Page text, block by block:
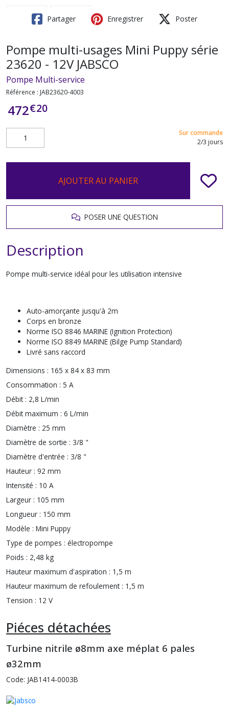
Partager Enregistrer Poster
Pompe multi-usages Mini Puppy série
23620 - 12V JABSCO
Pompe Multi-service
Référence : JAB23620-4003
472€20
Sur commande
2/3 jours
AJOUTER AU PANIER
POSER UNE QUESTION
Description
Pompe multi-service idéal pour les utilisation intensive
Auto-amorçante jusqu'à 2m
Corps en bronze
Norme ISO 8846 MARINE (Ignition Protection)
Norme ISO 8849 MARINE (Bilge Pump Standard)
Livré sans raccord
Dimensions : 165 x 84 x 83 mm
Consommation : 5 A
Débit : 2,8 L/min
Débit maximum : 6 L/min
Diamètre : 25 mm
Diamètre de sortie : 3/8 "
Diamètre d'entrée : 3/8 "
Hauteur : 92 mm
Intensité : 10 A
Largeur : 105 mm
Longueur : 150 mm
Modèle : Mini Puppy
Type de pompes : électropompe
Poids : 2,48 kg
Hauteur maximum d'aspiration : 1,5 m
Hauteur maximum de refoulement : 1,5 m
Tension : 12 V
Piéces détachées
Turbine nitrile ø8mm axe méplat 6 pales
ø32mm
Code: JAB1414-0003B